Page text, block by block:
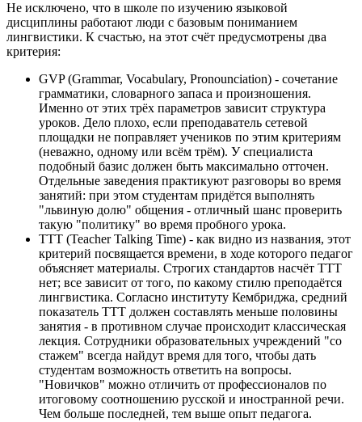
Не исключено, что в школе по изучению языковой
дисциплины работают люди с базовым пониманием
лингвистики. К счастью, на этот счёт предусмотрены два
критерия:
GVP (Grammar, Vocabulary, Pronounciation) - сочетание
грамматики, словарного запаса и произношения.
Именно от этих трёх параметров зависит структура
уроков. Дело плохо, если преподаватель сетевой
площадки не поправляет учеников по этим критериям
(неважно, одному или всём трём). У специалиста
подобный базис должен быть максимально отточен.
Отдельные заведения практикуют разговоры во время
занятий: при этом студентам придётся выполнять
"львиную долю" общения - отличный шанс проверить
такую "политику" во время пробного урока.
TTT (Teacher Talking Time) - как видно из названия, этот
критерий посвящается времени, в ходе которого педагог
объясняет материалы. Строгих стандартов насчёт TTT
нет; все зависит от того, по какому стилю преподаётся
лингвистика. Согласно институту Кембриджа, средний
показатель TTT должен составлять меньше половины
занятия - в противном случае происходит классическая
лекция. Сотрудники образовательных учреждений "со
стажем" всегда найдут время для того, чтобы дать
студентам возможность ответить на вопросы.
"Новичков" можно отличить от профессионалов по
итоговому соотношению русской и иностранной речи.
Чем больше последней, тем выше опыт педагога.